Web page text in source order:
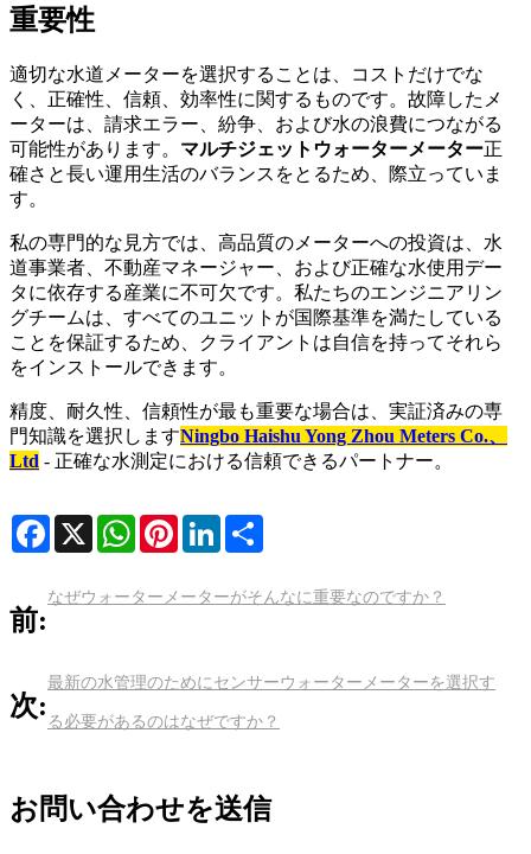
重要性
適切な水道メーターを選択することは、コストだけでな
く、正確性、信頼、効率性に関するものです。故障したメ
ーターは、請求エラー、紛争、および水の浪費につながる
可能性があります。 マルチジェットウォーターメーター正
確さと長い運用生活のバランスをとるため、際立っていま
す。
私の専門的な見方では、高品質のメーターへの投資は、水
道事業者、不動産マネージャー、および正確な水使用デー
タに依存する産業に不可欠です。私たちのエンジニアリン
グチームは、すべてのユニットが国際基準を満たしている
ことを保証するため、クライアントは自信を持ってそれら
をインストールできます。
精度、耐久性、信頼性が最も重要な場合は、実証済みの専
門知識を選択しますNingbo Haishu Yong Zhou Meters Co.、
Ltd - 正確な水測定における信頼できるパートナー。
Facebook
X WhatsAppPinterestLinkedIn
前:
なぜウォーターメーターがそんなに重要なのですか？
次:
最新の水管理のためにセンサーウォーターメーターを選択す
る必要があるのはなぜですか？
お問い合わせを送信